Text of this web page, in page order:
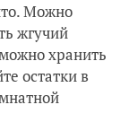
Можно
жгучий
хранить
остатки в